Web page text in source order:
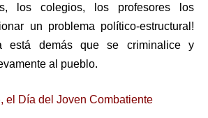
los colegios, los profesores los
un problema político-estructural!
está demás que se criminalice y
al pueblo.
el Día del Joven Combatiente